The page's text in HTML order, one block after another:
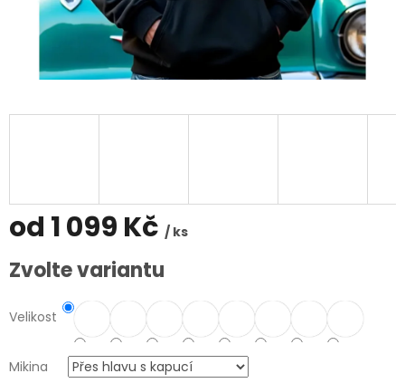
od 1 099 Kč / ks
Měrná
cena:
Zvolte variantu
Velikost
Mikina